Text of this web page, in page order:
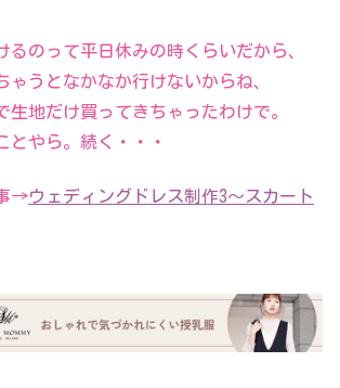
るのって平日休みの時くらいだから、
ゃうとなかなか行けないからね、
生地だけ買ってきちゃったわけで。
とやら。続く・・・
→ウェディングドレス制作3～スカート